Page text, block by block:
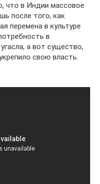
что в Индии массовое
после того, как
перемена в культуре
в
а вот существо,
свою власть.